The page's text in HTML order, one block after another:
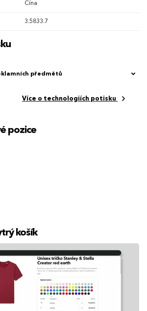
Čína
3.5833.7
předmětů
Více o technologiích potisku
pozice
košík